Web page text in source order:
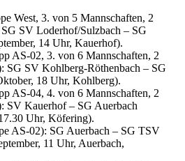
West, 3. von 5 Mannschaften, 2
SV Loderhof/Sulzbach – SG
14 Uhr, Kauerhof).
AS-02, 3. von 6 Mannschaften, 2
SG SV Kohlberg-Röthenbach – SG
18 Uhr, Kohlberg).
AS-04, 4. von 6 Mannschaften, 2
SV Kauerhof – SG Auerbach
Uhr, Köfering).
AS-02): SG Auerbach – SG TSV
11 Uhr, Auerbach,